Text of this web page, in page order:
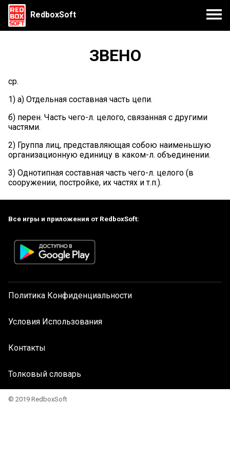
RedboxSoft
ЗВЕНО
ср.
1) а) Отдельная составная часть цепи.
б) перен. Часть чего-л. целого, связанная с другими
частями.
2) Группа лиц, представляющая собою наименьшую
организационную единицу в каком-л. объединении.
3) Однотипная составная часть чего-л. целого (в
сооружении, постройке, их частях и т.п.).
Все игры и приложения от RedboxSoft:
Политика Конфиденциальности
Условия Использования
Контакты
Толковый словарь
© 2019 RedboxSoft